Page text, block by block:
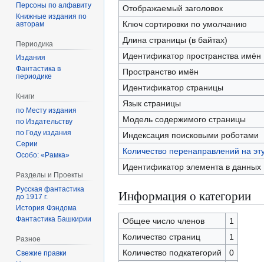
навигации
поиску
Отображаемый заголовок
Ключ сортировки по умолчанию
Длина страницы (в байтах)
Идентификатор пространства имён
Пространство имён
Идентификатор страницы
Язык страницы
Модель содержимого страницы
Индексация поисковыми роботами
Количество перенаправлений на
Идентификатор элемента в данных
Информация о категории
Общее число членов
1
Количество страниц
1
Количество подкатегорий
0
Персоны по алфавиту
Книжные издания по
авторам
Периодика
Издания
Фантастика в
периодике
Книги
по Месту издания
по Издательству
по Году издания
Серии
Особо: «Рамка»
Разделы и Проекты
Русская фантастика
до 1917 г.
История Фэндома
Фантастика Башкирии
Разное
Свежие правки